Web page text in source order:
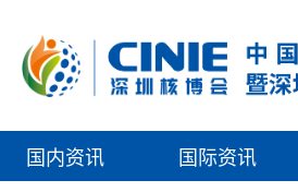
国内资讯 国际资讯